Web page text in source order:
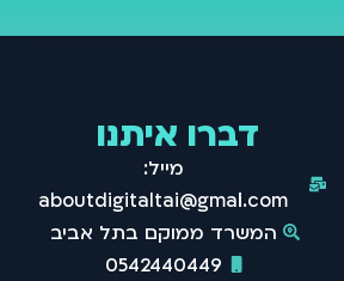
דברו איתנו
מייל:
aboutdigitaltai@gmail.com
המשרד ממוקם בתל אביב
0542440449